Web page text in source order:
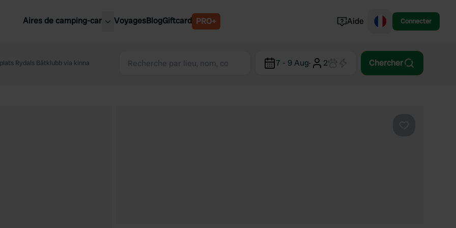
Aires de camping-car
Slovénie
VoyagesBlogGiftcard PRO+ Aide Connecter
Rydals Båtklubb via kinna 7 - 9 Aug· 2 Chercher